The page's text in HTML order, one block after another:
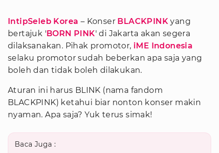
IntipSeleb Korea – Konser BLACKPINK yang
bertajuk 'BORN PINK' di Jakarta akan segera
dilaksanakan. Pihak promotor, iME Indonesia
selaku promotor sudah beberkan apa saja yang
boleh dan tidak boleh dilakukan.
Aturan ini harus BLINK (nama fandom
BLACKPINK) ketahui biar nonton konser makin
nyaman. Apa saja? Yuk terus simak!
Baca Juga :